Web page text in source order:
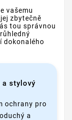
vašemu
zbytečně
tou správnou
dokonalého
a stylový
ochrany pro
a